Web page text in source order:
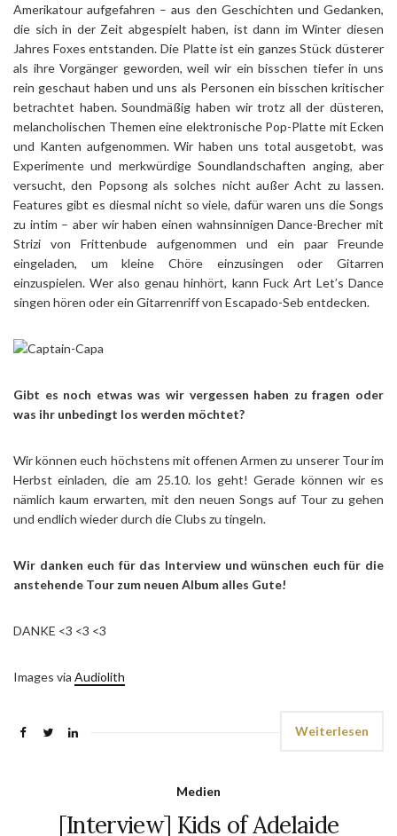
Amerikatour aufgefahren – aus den Geschichten und Gedanken,
die sich in der Zeit abgespielt haben, ist dann im Winter diesen
Jahres Foxes entstanden. Die Platte ist ein ganzes Stück düsterer
als ihre Vorgänger geworden, weil wir ein bisschen tiefer in uns
rein geschaut haben und uns als Personen ein bisschen kritischer
betrachtet haben. Soundmäßig haben wir trotz all der düsteren,
melancholischen Themen eine elektronische Pop-Platte mit Ecken
und Kanten aufgenommen. Wir haben uns total ausgetobt, was
Experimente und merkwürdige Soundlandschaften anging, aber
versucht, den Popsong als solches nicht außer Acht zu lassen.
Features gibt es diesmal nicht so viele, dafür waren uns die Songs
zu intim – aber wir haben einen wahnsinnigen Dance-Brecher mit
Strizi von Frittenbude aufgenommen und ein paar Freunde
eingeladen, um kleine Chöre einzusingen oder Gitarren
einzuspielen. Wer also genau hinhört, kann Fuck Art Let’s Dance
singen hören oder ein Gitarrenriff von Escapado-Seb entdecken.
Gibt es noch etwas was wir vergessen haben zu fragen oder
was ihr unbedingt los werden möchtet?
Wir können euch höchstens mit offenen Armen zu unserer Tour im
Herbst einladen, die am 25.10. los geht! Gerade können wir es
nämlich kaum erwarten, mit den neuen Songs auf Tour zu gehen
und endlich wieder durch die Clubs zu tingeln.
Wir danken euch für das Interview und wünschen euch für die
anstehende Tour zum neuen Album alles Gute!
DANKE <3 <3 <3
Images via Audiolith
Weiterlesen
Medien
[Interview] Kids of Adelaide